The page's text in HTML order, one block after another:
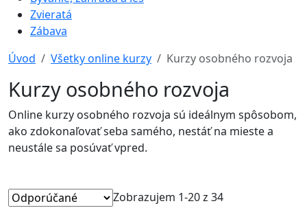
Zvieratá
Zábava
Úvod
Všetky online kurzy Kurzy osobného rozvoja
Kurzy osobného rozvoja
Online kurzy osobného rozvoja sú ideálnym spôsobom,
ako zdokonaľovať seba samého, nestáť na mieste a
neustále sa posúvať vpred.
Zobrazujem 1-20 z 34